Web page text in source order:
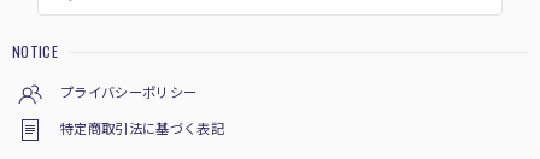
NOTICE
プライバシーポリシー
特定商取引法に基づく表記